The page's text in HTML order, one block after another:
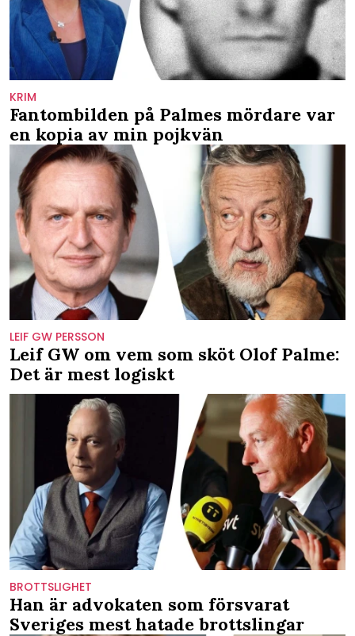
KRIM
Fantombilden på Palmes mördare var
en kopia av min pojkvän
LEIF GW PERSSON
Leif GW om vem som sköt Olof Palme:
Det är mest logiskt
BROTTSLIGHET
Han är advokaten som försvarat
Sveriges mest hatade brottslingar